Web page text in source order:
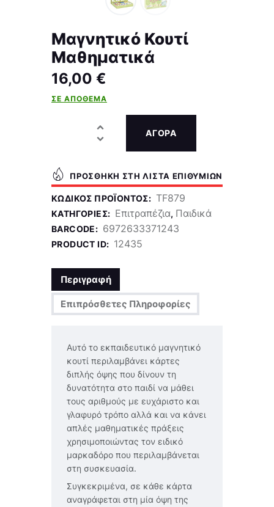
Μαγνητικό Κουτί
Μαθηματικά
16,00 €
ΣΕ ΑΠΌΘΕΜΑ
ΑΓΟΡΑ
ΠΡΟΣΘΉΚΗ ΣΤΗ ΛΊΣΤΑ ΕΠΙΘΥΜΙΏΝ
ΚΩΔΙΚΌΣ ΠΡΟΪΌΝΤΟΣ: TF879
ΚΑΤΗΓΟΡΊΕΣ: Επιτραπέζια, Παιδικά
BARCODE: 6972633371243
PRODUCT ID: 12435
Περιγραφή
Επιπρόσθετες Πληροφορίες
Αυτό το εκπαιδευτικό μαγνητικό
κουτί περιλαμβάνει κάρτες
διπλής όψης που δίνουν τη
δυνατότητα στο παιδί να μάθει
τους αριθμούς με ευχάριστο και
γλαφυρό τρόπο αλλά και να κάνει
απλές μαθηματικές πράξεις
χρησιμοποιώντας τον ειδικό
μαρκαδόρο που περιλαμβάνεται
στη συσκευασία.
Συγκεκριμένα, σε κάθε κάρτα
αναγράφεται στη μία όψη της